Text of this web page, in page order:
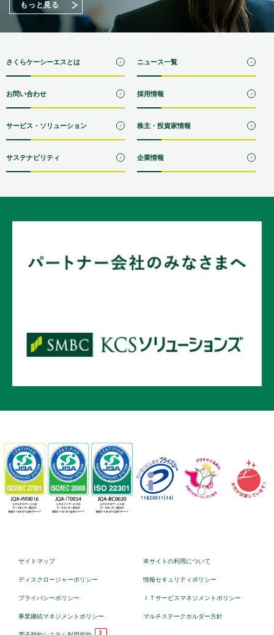
もっと見る
さくらケーシーエスとは ニュース一覧
お問い合わせ 採用情報
サービス・ソリューション 株主・投資家情報
サステナビリティ 企業情報
サイトマップ 本サイトの利用について
ディスクロージャーポリシー 情報セキュリティポリシー
プライバシーポリシー ＩＴサービスマネジメントポリシー
事業継続マネジメントポリシー マルチステークホルダー方針